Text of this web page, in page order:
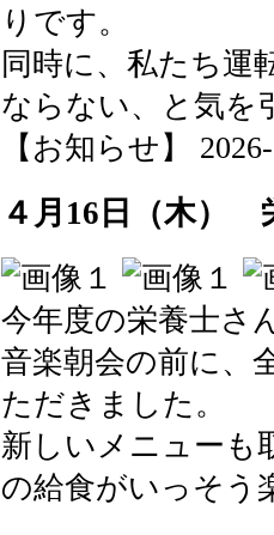
りです。
同時に、私たち運
ならない、と気を
【お知らせ】
４月16日（木）
今年度の栄養士さ
音楽朝会の前に、
ただきました。
新しいメニューも
の給食がいっそう